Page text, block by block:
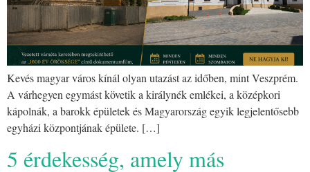
Kevés magyar város kínál olyan utazást az időben, mint Veszprém.
A várhegyen egymást követik a királynék emlékei, a középkori
kápolnák, a barokk épületek és Magyarország egyik legjelentősebb
egyházi központjának épülete. […]
5 érdekesség, amely más